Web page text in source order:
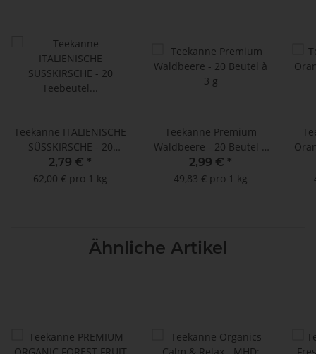
Teekanne ITALIENISCHE
SÜSSKIRSCHE - 20
Teebeutel à 2,25 g
2,79 € *
62,00 € pro 1 kg
Teekanne Premium
Waldbeere - 20 Beutel à
3 g
2,99 € *
49,83 € pro 1 kg
Ähnliche Artikel